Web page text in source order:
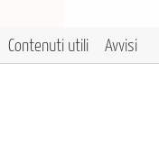
Contenuti utili Avvisi